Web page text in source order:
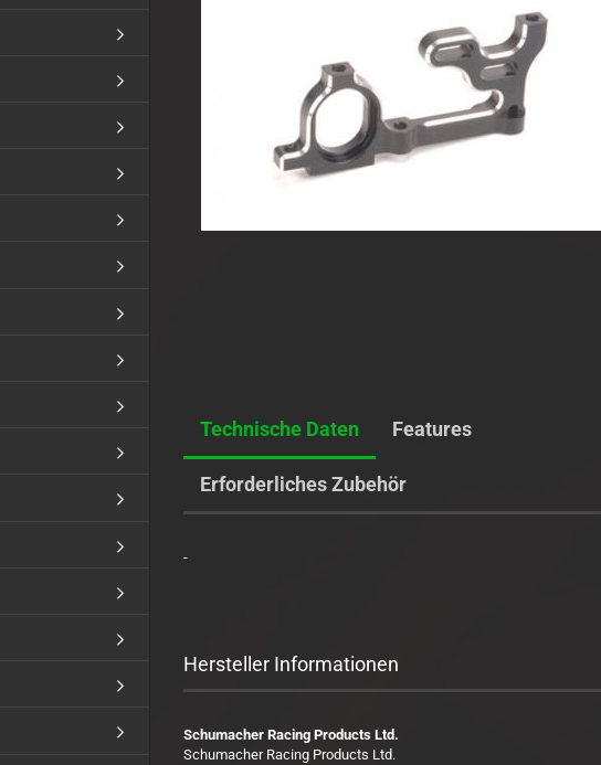
Sender/Empfänger Akku
Ladesicherheit
Technische Daten Features
Erforderliches Zubehör
-
Hersteller Informationen
Schumacher Racing Products Ltd.
Schumacher Racing Products Ltd.